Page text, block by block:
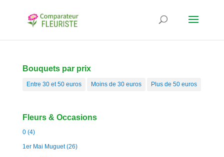
Bouquets par prix
Entre 30 et 50 euros Moins de 30 euros Plus de 50 euros
Fleurs & Occasions
0 (4)
1er Mai Muguet (26)